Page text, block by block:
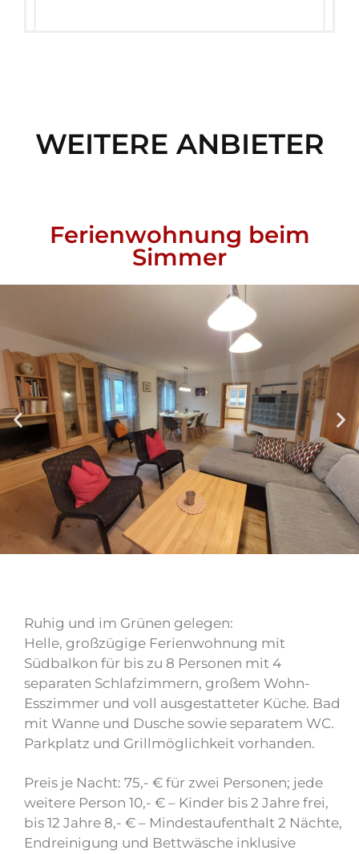
WEITERE ANBIETER
Ferienwohnung beim
Simmer
Ruhig und im Grünen gelegen:
Helle, großzügige Ferienwohnung mit
Südbalkon für bis zu 8 Personen mit 4
separaten Schlafzimmern, großem Wohn-
Esszimmer und voll ausgestatteter Küche. Bad
mit Wanne und Dusche sowie separatem WC.
Parkplatz und Grillmöglichkeit vorhanden.
Preis je Nacht: 75,- € für zwei Personen; jede
weitere Person 10,- € – Kinder bis 2 Jahre frei,
bis 12 Jahre 8,- € – Mindestaufenthalt 2 Nächte,
Endreinigung und Bettwäsche inklusive